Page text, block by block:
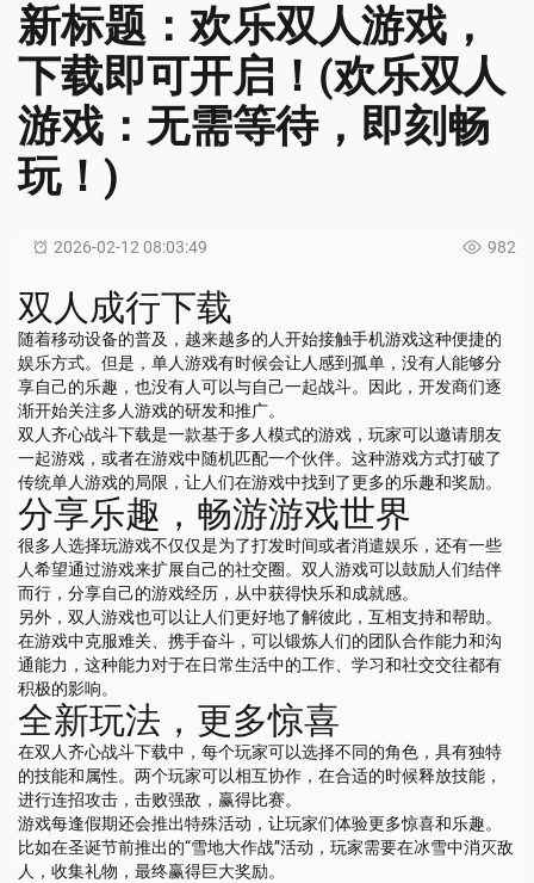
新标题：欢乐双人游戏，
下载即可开启！(欢乐双人
游戏：无需等待，即刻畅
玩！)
2026-02-12 08:03:49 982
双人成行下载
随着移动设备的普及，越来越多的人开始接触手机游戏这种便捷的
娱乐方式。但是，单人游戏有时候会让人感到孤单，没有人能够分
享自己的乐趣，也没有人可以与自己一起战斗。因此，开发商们逐
渐开始关注多人游戏的研发和推广。
双人齐心战斗下载是一款基于多人模式的游戏，玩家可以邀请朋友
一起游戏，或者在游戏中随机匹配一个伙伴。这种游戏方式打破了
传统单人游戏的局限，让人们在游戏中找到了更多的乐趣和奖励。
分享乐趣，畅游游戏世界
很多人选择玩游戏不仅仅是为了打发时间或者消遣娱乐，还有一些
人希望通过游戏来扩展自己的社交圈。双人游戏可以鼓励人们结伴
而行，分享自己的游戏经历，从中获得快乐和成就感。
另外，双人游戏也可以让人们更好地了解彼此，互相支持和帮助。
在游戏中克服难关、携手奋斗，可以锻炼人们的团队合作能力和沟
通能力，这种能力对于在日常生活中的工作、学习和社交交往都有
积极的影响。
全新玩法，更多惊喜
在双人齐心战斗下载中，每个玩家可以选择不同的角色，具有独特
的技能和属性。两个玩家可以相互协作，在合适的时候释放技能，
进行连招攻击，击败强敌，赢得比赛。
游戏每逢假期还会推出特殊活动，让玩家们体验更多惊喜和乐趣。
比如在圣诞节前推出的“雪地大作战”活动，玩家需要在冰雪中消灭敌
人，收集礼物，最终赢得巨大奖励。